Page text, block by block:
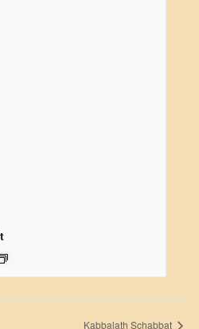
Kabbalath Schabbat